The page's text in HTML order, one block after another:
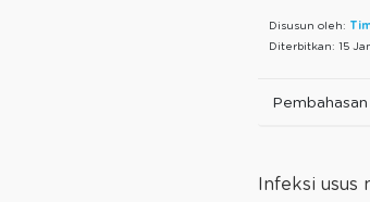
Disusun oleh:
Diterbitkan: 15
Infeksi usus